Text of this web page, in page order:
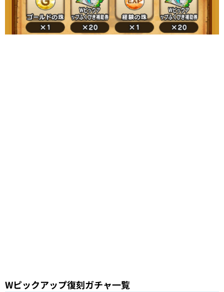
Wピックアップ復刻ガチャ一覧